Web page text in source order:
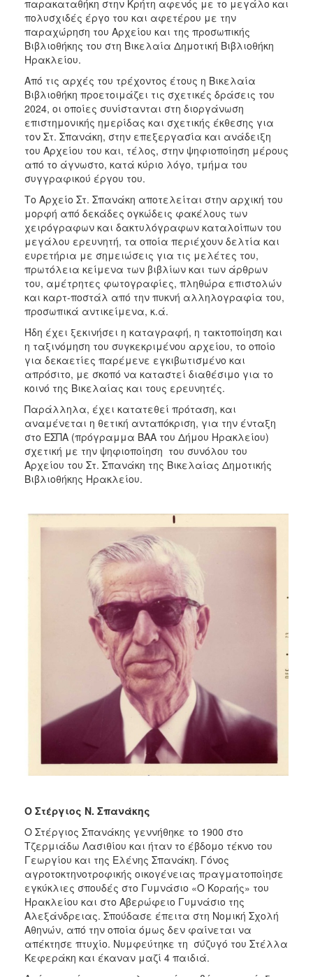
παρακαταθήκη στην Κρήτη αφενός με το μεγάλο και
πολυσχιδές έργο του και αφετέρου με την
παραχώρηση του Αρχείου και της προσωπικής
Βιβλιοθήκης του στη Βικελαία Δημοτική Βιβλιοθήκη
Ηρακλείου.
Από τις αρχές του τρέχοντος έτους η Βικελαία
Βιβλιοθήκη προετοιμάζει τις σχετικές δράσεις του
2024, οι οποίες συνίστανται στη διοργάνωση
επιστημονικής ημερίδας και σχετικής έκθεσης για
τον Στ. Σπανάκη, στην επεξεργασία και ανάδειξη
του Αρχείου του και, τέλος, στην ψηφιοποίηση μέρους
από το άγνωστο, κατά κύριο λόγο, τμήμα του
συγγραφικού έργου του.
Το Αρχείο Στ. Σπανάκη αποτελείται στην αρχική του
μορφή από δεκάδες ογκώδεις φακέλους των
χειρόγραφων και δακτυλόγραφων καταλοίπων του
μεγάλου ερευνητή, τα οποία περιέχουν δελτία και
ευρετήρια με σημειώσεις για τις μελέτες του,
πρωτόλεια κείμενα των βιβλίων και των άρθρων
του, αμέτρητες φωτογραφίες, πληθώρα επιστολών
και καρτ-ποστάλ από την πυκνή αλληλογραφία του,
προσωπικά αντικείμενα, κ.ά.
Ήδη έχει ξεκινήσει η καταγραφή, η τακτοποίηση και
η ταξινόμηση του συγκεκριμένου αρχείου, το οποίο
για δεκαετίες παρέμενε εγκιβωτισμένο και
απρόσιτο, με σκοπό να καταστεί διαθέσιμο για το
κοινό της Βικελαίας και τους ερευνητές.
Παράλληλα, έχει κατατεθεί πρόταση, και
αναμένεται η θετική ανταπόκριση, για την ένταξη
στο ΕΣΠΑ (πρόγραμμα BAA του Δήμου Ηρακλείου)
σχετική με την ψηφιοποίηση του συνόλου του
Αρχείου του Στ. Σπανάκη της Βικελαίας Δημοτικής
Βιβλιοθήκης Ηρακλείου.
Ο Στέργιος Ν. Σπανάκης
Ο Στέργιος Σπανάκης γεννήθηκε το 1900 στο
Τζερμιάδω Λασιθίου και ήταν το έβδομο τέκνο του
Γεωργίου και της Ελένης Σπανάκη. Γόνος
αγροτοκτηνοτροφικής οικογένειας πραγματοποίησε
εγκύκλιες σπουδές στο Γυμνάσιο «Ο Κοραής» του
Ηρακλείου και στο Αβερώφειο Γυμνάσιο της
Αλεξάνδρειας. Σπούδασε έπειτα στη Νομική Σχολή
Αθηνών, από την οποία όμως δεν φαίνεται να
απέκτησε πτυχίο. Νυμφεύτηκε τη σύζυγό του Στέλλα
Κεφεράκη και έκαναν μαζί 4 παιδιά.